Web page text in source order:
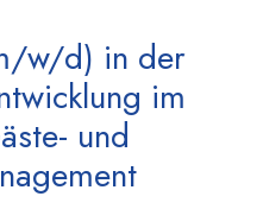
w/d) in der
im
und